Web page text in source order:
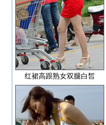
红裙高跟熟女双腿白皙